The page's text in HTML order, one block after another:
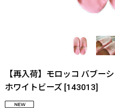
【再入荷】モロッコ バブー
ホワイトビーズ [143013]